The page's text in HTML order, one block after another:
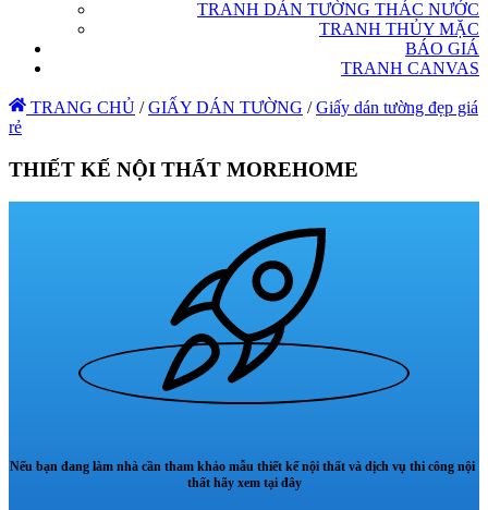
TRANH DÁN TƯỜNG THÁC NƯỚC
TRANH THỦY MẶC
BÁO GIÁ
TRANH CANVAS
TRANG CHỦ / GIẤY DÁN TƯỜNG / Giấy dán tường đẹp giá
rẻ
THIẾT KẾ NỘI THẤT MOREHOME
Nếu bạn đang làm nhà cần tham khảo mẫu thiết kế nội thất và dịch vụ thi công nội
thất hãy xem tại đây